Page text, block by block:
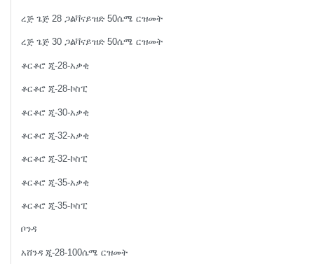
ረጅ ጌጅ 28 ጋልቫናይዝድ 50ሴሜ ርዝመት
ረጅ ጌጅ 30 ጋልቫናይዝድ 50ሴሜ ርዝመት
ቆርቆሮ ጂ-28-አቃቂ
ቆርቆሮ ጂ-28-ኮስፒ
ቆርቆሮ ጂ-30-አቃቂ
ቆርቆሮ ጂ-32-አቃቂ
ቆርቆሮ ጂ-32-ኮስፒ
ቆርቆሮ ጂ-35-አቃቂ
ቆርቆሮ ጂ-35-ኮስፒ
ቦንዳ
አሸንዳ ጂ-28-100ሴሜ ርዝመት